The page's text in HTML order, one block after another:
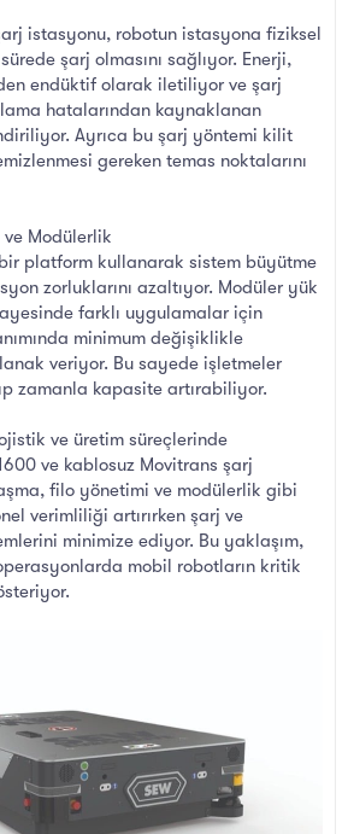
istasyonu, robotun istasyona fiziksel
şarj olmasını sağlıyor. Enerji,
endüktif olarak iletiliyor ve şarj
hatalarından kaynaklanan
Ayrıca bu şarj yöntemi kilit
gereken temas noktalarını
Modülerlik
platform kullanarak sistem büyütme
zorluklarını azaltıyor. Modüler yük
farklı uygulamalar için
minimum değişiklikle
veriyor. Bu sayede işletmeler
zamanla kapasite artırabiliyor.
ve üretim süreçlerinde
ve kablosuz Movitrans şarj
filo yönetimi ve modülerlik gibi
verimliliği artırırken şarj ve
minimize ediyor. Bu yaklaşım,
mobil robotların kritik